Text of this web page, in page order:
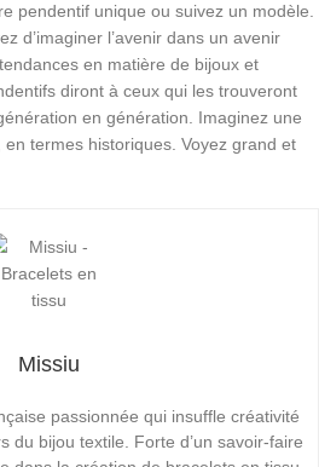
pendentif unique ou suivez un modèle.
d’imaginer l’avenir dans un avenir
en matière de bijoux et
diront à ceux qui les trouveront
en génération. Imaginez une
termes historiques. Voyez grand et
Missiu
passionnée qui insuffle créativité
du bijou textile. Forte d’un savoir-faire